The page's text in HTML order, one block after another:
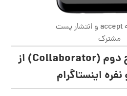
انتخاب گزینه accept و انتشار پست
مشترک
آموزش حذف پیج دوم (Collaborator) از
اینستاگرام